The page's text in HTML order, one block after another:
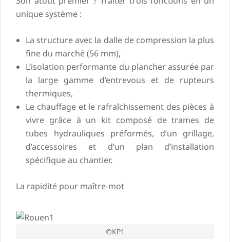
unique système :
La structure avec la dalle de compression la plus
fine du marché (56 mm),
L’isolation performante du plancher assurée par
la large gamme d’entrevous et de rupteurs
thermiques,
Le chauffage et le rafraîchissement des pièces à
vivre grâce à un kit composé de trames de
tubes hydrauliques préformés, d’un grillage,
d’accessoires et d’un plan d’installation
spécifique au chantier.
La rapidité pour maître-mot
©KP1